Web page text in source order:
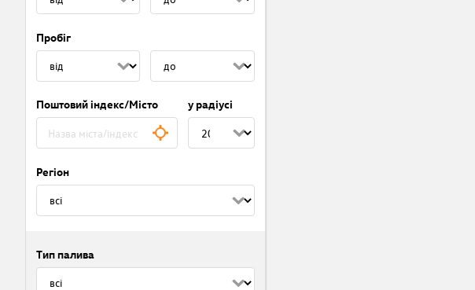
Пробіг
Поштовий індекс/Місто у радіусі
Регіон
Тип палива